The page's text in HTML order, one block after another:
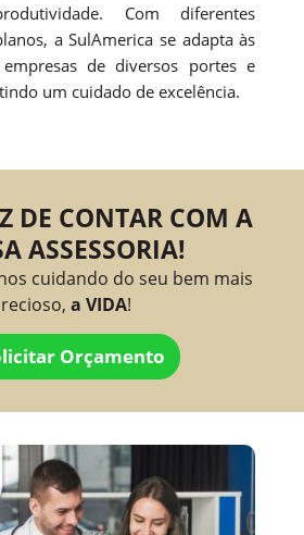
Com diferentes
a SulAmerica se adapta às
empresas de diversos portes e
um cuidado de excelência.
DE CONTAR COM A
ASSESSORIA!
cuidando do seu bem mais
a VIDA!
Orçamento